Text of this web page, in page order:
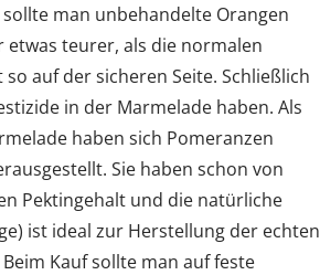
man unbehandelte Orangen
etwas teurer, als die normalen
auf der sicheren Seite. Schließlich
in der Marmelade haben. Als
haben sich Pomeranzen
Sie haben schon von
Pektingehalt und die natürliche
ist ideal zur Herstellung der echten
Kauf sollte man auf feste